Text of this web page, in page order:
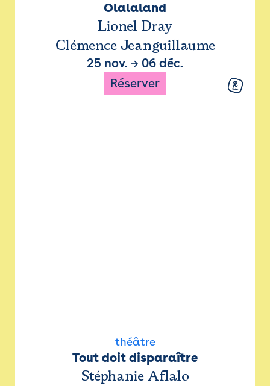
Olalaland
Lionel Dray
Clémence Jeanguillaume
25 nov. → 06 déc.
Réserver
théâtre
Tout doit disparaître
Stéphanie Aflalo